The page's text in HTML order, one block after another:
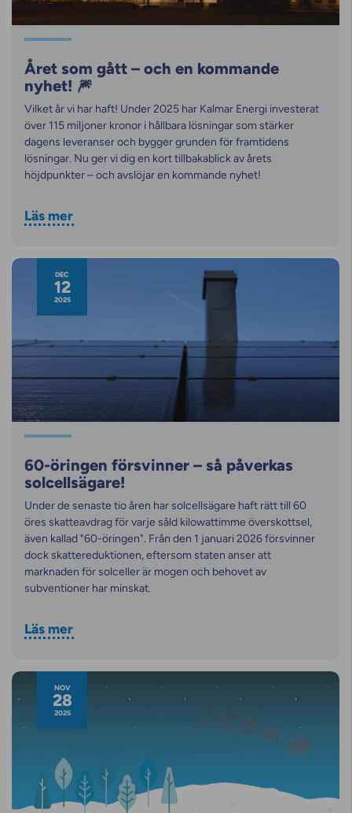
Året som gått – och en kommande
nyhet! 🎆
Vilket år vi har haft! Under 2025 har Kalmar Energi investerat
över 115 miljoner kronor i hållbara lösningar som stärker
dagens leveranser och bygger grunden för framtidens
lösningar. Nu ger vi dig en kort tillbakablick av årets
höjdpunkter – och avslöjar en kommande nyhet!
Läs mer
DEC
12
2025
60-öringen försvinner – så påverkas
solcellsägare!
Under de senaste tio åren har solcellsägare haft rätt till 60
öres skatteavdrag för varje såld kilowattimme överskottsel,
även kallad "60-öringen". Från den 1 januari 2026 försvinner
dock skattereduktionen, eftersom staten anser att
marknaden för solceller är mogen och behovet av
subventioner har minskat.
Läs mer
NOV
28
2025